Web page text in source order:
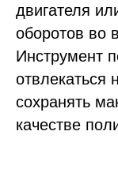
двигателя
оборотов во
Инструмент
отвлекаться
сохранять
качестве